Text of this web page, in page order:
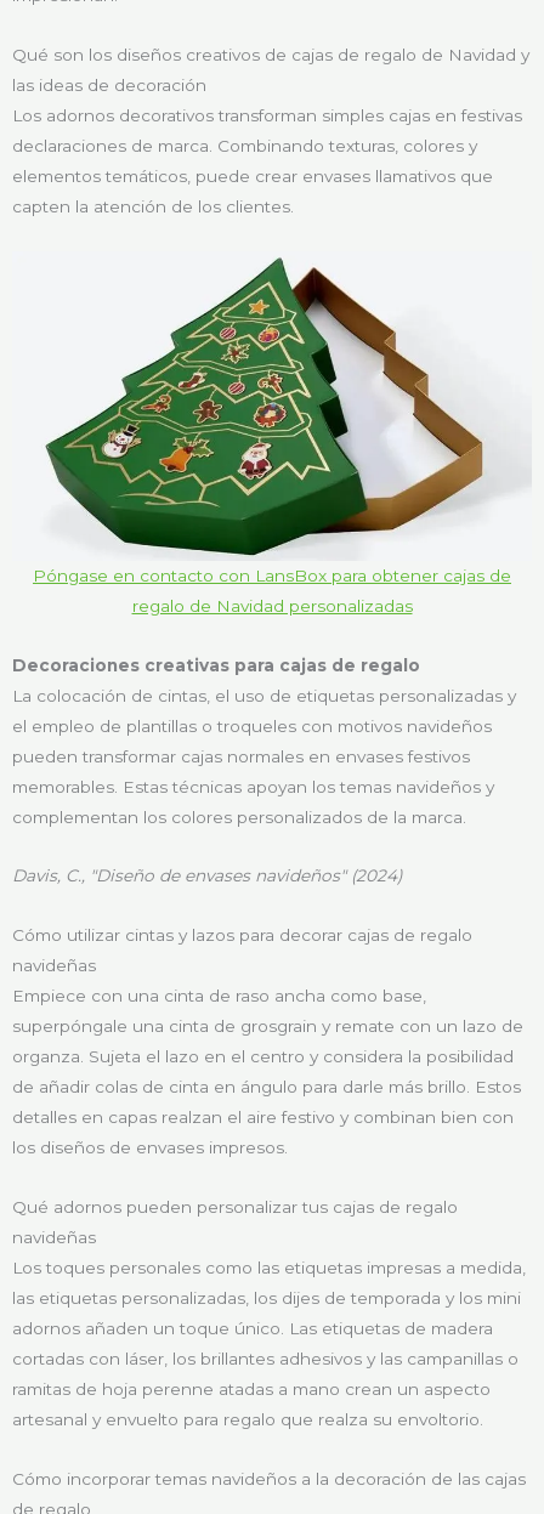
Qué son los diseños creativos de cajas de regalo de Navidad y
las ideas de decoración
Los adornos decorativos transforman simples cajas en festivas
declaraciones de marca. Combinando texturas, colores y
elementos temáticos, puede crear envases llamativos que
capten la atención de los clientes.
Póngase en contacto con LansBox para obtener cajas de
regalo de Navidad personalizadas
Decoraciones creativas para cajas de regalo
La colocación de cintas, el uso de etiquetas personalizadas y
el empleo de plantillas o troqueles con motivos navideños
pueden transformar cajas normales en envases festivos
memorables. Estas técnicas apoyan los temas navideños y
complementan los colores personalizados de la marca.
Davis, C., "Diseño de envases navideños" (2024)
Cómo utilizar cintas y lazos para decorar cajas de regalo
navideñas
Empiece con una cinta de raso ancha como base,
superpóngale una cinta de grosgrain y remate con un lazo de
organza. Sujeta el lazo en el centro y considera la posibilidad
de añadir colas de cinta en ángulo para darle más brillo. Estos
detalles en capas realzan el aire festivo y combinan bien con
los diseños de envases impresos.
Qué adornos pueden personalizar tus cajas de regalo
navideñas
Los toques personales como las etiquetas impresas a medida,
las etiquetas personalizadas, los dijes de temporada y los mini
adornos añaden un toque único. Las etiquetas de madera
cortadas con láser, los brillantes adhesivos y las campanillas o
ramitas de hoja perenne atadas a mano crean un aspecto
artesanal y envuelto para regalo que realza su envoltorio.
Cómo incorporar temas navideños a la decoración de las cajas
de regalo